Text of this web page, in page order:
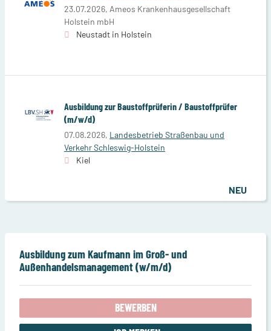
23.07.2026, Ameos Krankenhausgesellschaft
Holstein mbH
Neustadt in Holstein
Ausbildung zur Baustoffprüferin / Baustoffprüfer
(m/w/d)
07.08.2026, Landesbetrieb Straßenbau und
Verkehr Schleswig-Holstein
Kiel
NEU
Ausbildung zum Kaufmann im Groß- und
Außenhandelsmanagement (w/m/d)
BEWERBEN